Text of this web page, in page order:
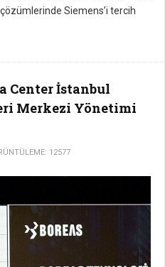
Siemens’i tercih
Center İstanbul
Merkezi Yönetimi
12577